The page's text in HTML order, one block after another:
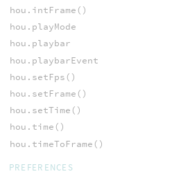
hou.intFrame()
hou.playMode
hou.playbar
hou.playbarEvent
hou.setFps()
hou.setFrame()
hou.setTime()
hou.time()
hou.timeToFrame()
PREFERENCES